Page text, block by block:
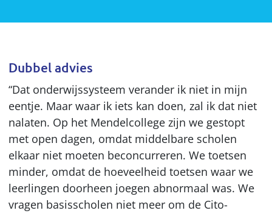
Dubbel advies
“Dat onderwijssysteem verander ik niet in mijn
eentje. Maar waar ik iets kan doen, zal ik dat niet
nalaten. Op het Mendelcollege zijn we gestopt
met open dagen, omdat middelbare scholen
elkaar niet moeten beconcurreren. We toetsen
minder, omdat de hoeveelheid toetsen waar we
leerlingen doorheen joegen abnormaal was. We
vragen basisscholen niet meer om de Cito-